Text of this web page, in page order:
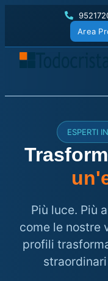
Area
ESPERTI
Più luce. Più
come le nostre
profili